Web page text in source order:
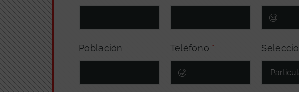
Población Teléfono *